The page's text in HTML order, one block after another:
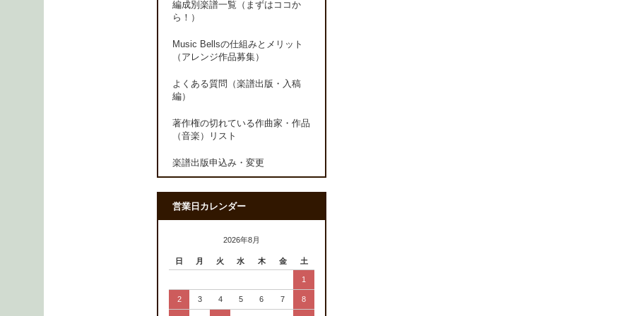
編成別楽譜一覧（まずはココか
ら！）
Music Bellsの仕組みとメリット
（アレンジ作品募集）
よくある質問（楽譜出版・入稿
編）
著作権の切れている作曲家・作品
（音楽）リスト
楽譜出版申込み・変更
営業日カレンダー
2026年8月
日 月 火 水 木 金 土
1
2 3 4 5 6 7 8